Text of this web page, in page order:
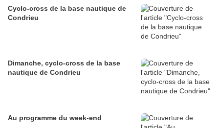
Cyclo-cross de la base nautique de
Condrieu
Dimanche, cyclo-cross de la base
nautique de Condrieu
Au programme du week-end